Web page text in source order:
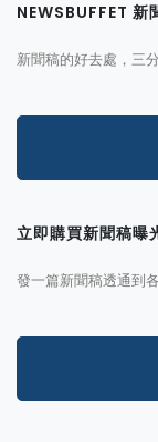
NEWSBUFFET 新
新聞稿的好去處，三
立即購買新聞稿曝
發一篇新聞稿透通到